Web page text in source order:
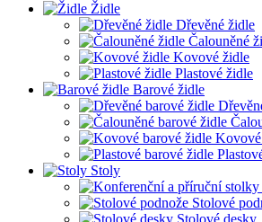
Židle
Dřevěné židle
Čalouněné
Kovové židle
Plastové židle
Barové židle
Stoly
Stolové
Stolové desky